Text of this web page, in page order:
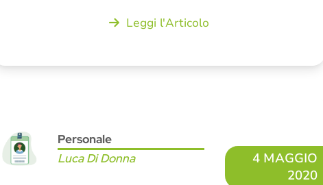
Leggi l'Articolo
Personale
Luca Di Donna
4 MAGGIO
2020